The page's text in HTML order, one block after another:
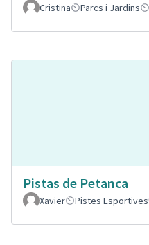
Cristina
Parcs i Jardins
Pistas de Petanca
Xavier
Pistes Esportives